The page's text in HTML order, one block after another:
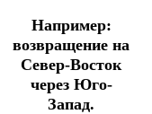
Например:
возвращение на
Север-Восток
через Юго-
Запад.